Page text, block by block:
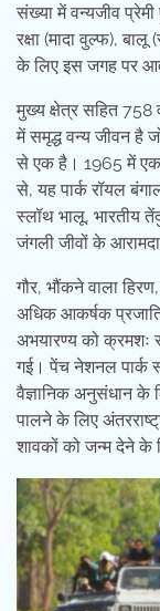
संख्या में वन्यजीव
रक्षा (मादा वुल्फ),
के लिए इस जगह पर
मुख्य क्षेत्र सहित 758
में समृद्ध वन्य जीवन है
से एक है। 1965 में एक
से, यह पार्क रॉयल
स्लॉथ भालू, भारतीय
जंगली जीवों के
गौर, भौंकने वाला
अधिक आकर्षक
अभयारण्य को क्रमशः
गई। पेंच नेशनल पार्क
वैज्ञानिक अनुसंधान के
पालने के लिए
शावकों को जन्म देने के